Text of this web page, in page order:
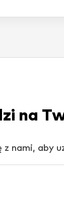
na
nami, aby